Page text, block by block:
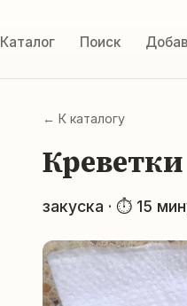
Каталог Поиск
← К каталогу
закуска · ⏱ 15